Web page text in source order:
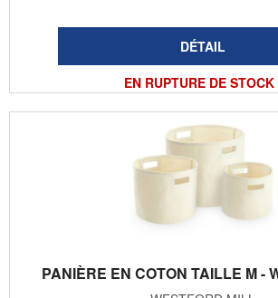
EN RUPTURE DE STOCK
PANIÈRE EN COTON TAILLE M -